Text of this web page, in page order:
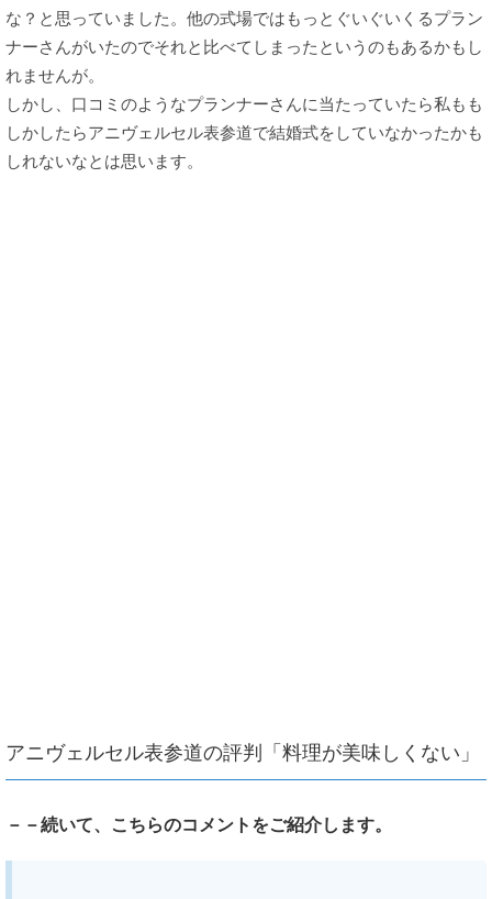
な？と思っていました。他の式場ではもっとぐいぐいくるプラン
ナーさんがいたのでそれと比べてしまったというのもあるかもし
れませんが。
しかし、口コミのようなプランナーさんに当たっていたら私もも
しかしたらアニヴェルセル表参道で結婚式をしていなかったかも
しれないなとは思います。
アニヴェルセル表参道の評判「料理が美味しくない」
－－続いて、こちらのコメントをご紹介します。